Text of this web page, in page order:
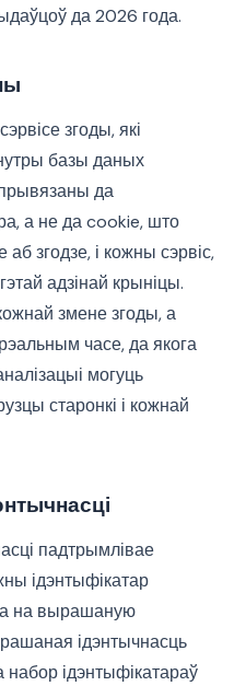
да 2026 года.
згоды, які
базы даных
да
а не да cookie, што
згодзе, і кожны сэрвіс,
адзінай крыніцы.
змене згоды, а
часе, да якога
могуць
старонкі і кожнай
падтрымлівае
ідэнтыфікатар
на вырашаную
ідэнтычнасць
ідэнтыфікатараў